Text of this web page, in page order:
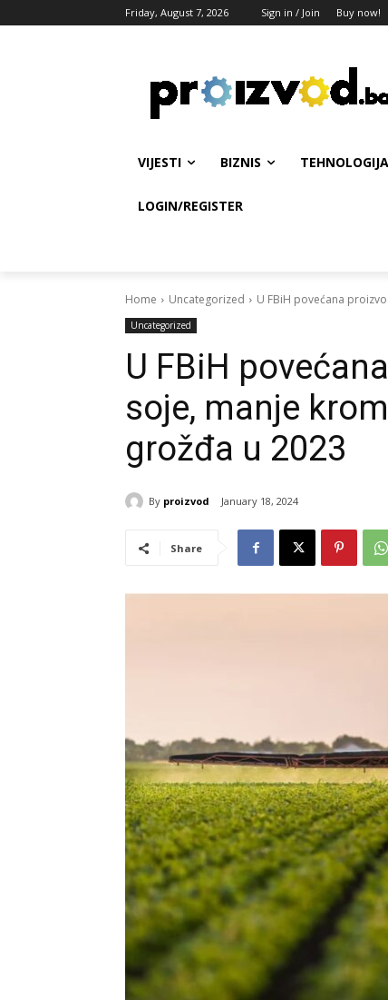
Friday, August 7, 2026 Sign in / Join Buy now!
VIJESTI BIZNIS TEHNOLOGIJA
LOGIN/REGISTER
Home Uncategorized U FBiH povećana
Uncategorized
U FBiH
soje, manje
grožđa u 2023
By proizvod January 18, 2024
Share